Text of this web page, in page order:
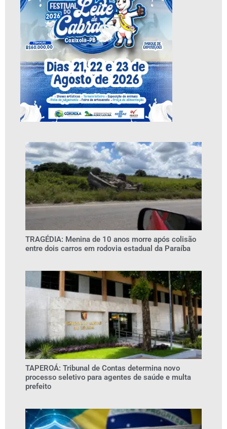
TRAGÉDIA: Menina de 10 anos morre após colisão
entre dois carros em rodovia estadual da Paraíba
TAPEROÁ: Tribunal de Contas determina novo
processo seletivo para agentes de saúde e multa
prefeito